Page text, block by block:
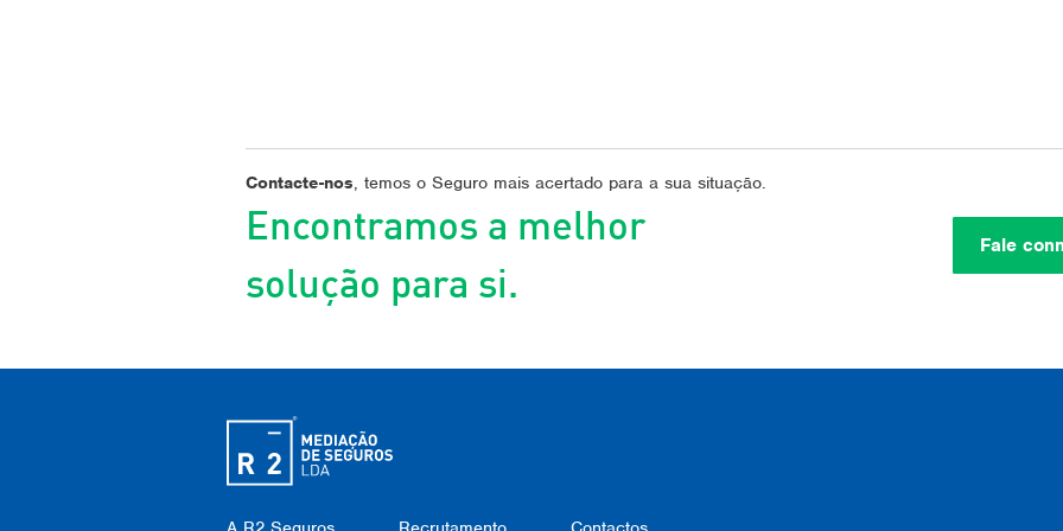
Contacte-nos, temos o Seguro mais acertado para a sua situação.
Encontramos a melhor
solução para si.
Fale